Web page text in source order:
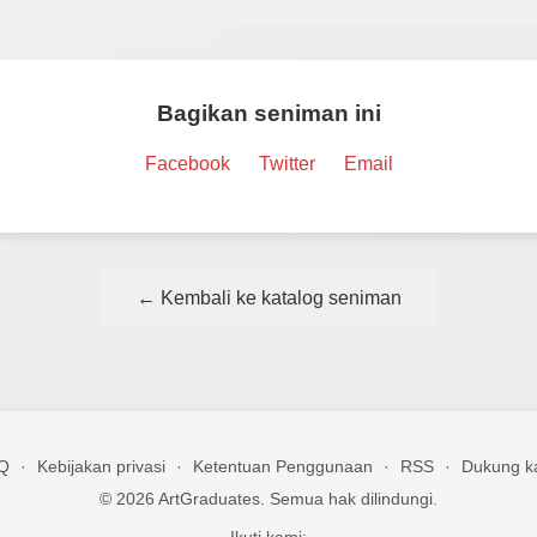
Bagikan seniman ini
Facebook Twitter Email
← Kembali ke katalog seniman
· Kebijakan privasi · Ketentuan Penggunaan · RSS ·
Dukung
© 2026 ArtGraduates. Semua hak dilindungi.